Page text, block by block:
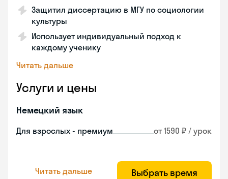
Защитил диссертацию в МГУ по социологии
культуры
Использует индивидуальный подход к
каждому ученику
Читать дальше
Услуги и цены
Немецкий язык
Для взрослых - премиум от 1590 ₽ / урок
Читать дальше Выбрать время